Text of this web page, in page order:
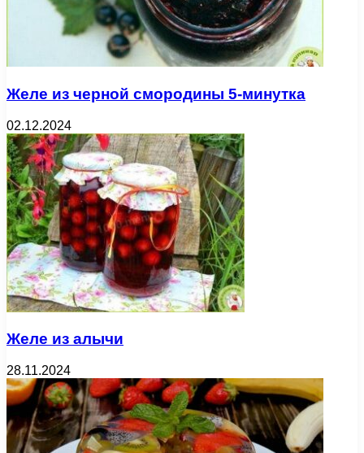
Желе из черной смородины 5-минутка
02.12.2024
Желе из алычи
28.11.2024